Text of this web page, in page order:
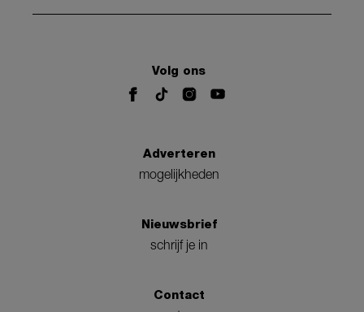
Volg ons
Adverteren
mogelijkheden
Nieuwsbrief
schrijf je in
Contact